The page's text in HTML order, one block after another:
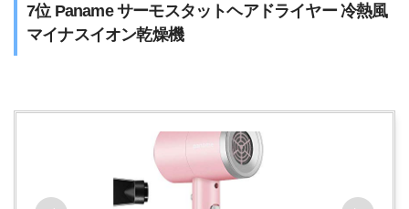
7位 Paname サーモスタットヘアドライヤー 冷熱風
マイナスイオン乾燥機